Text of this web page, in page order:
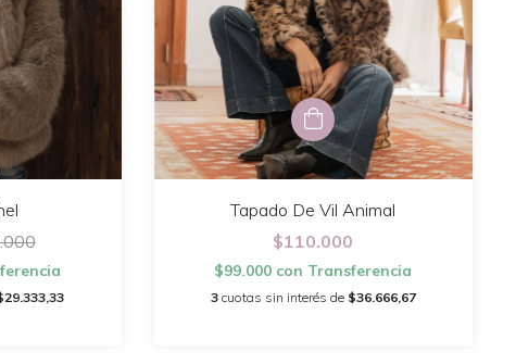
Tapado De Vil Animal
$110.000
$99.000 con Transferencia
3 cuotas sin interés de $36.666,67